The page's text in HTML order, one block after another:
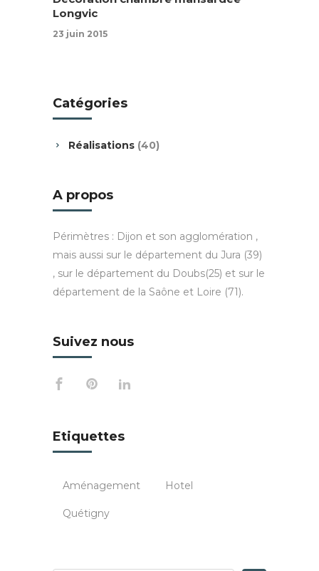
Longvic
23 juin 2015
Catégories
Réalisations (40)
A propos
Périmètres : Dijon et son agglomération ,
mais aussi sur le département du Jura (39)
, sur le département du Doubs(25) et sur le
département de la Saône et Loire (71).
Suivez nous
Etiquettes
Aménagement Hotel
Quétigny